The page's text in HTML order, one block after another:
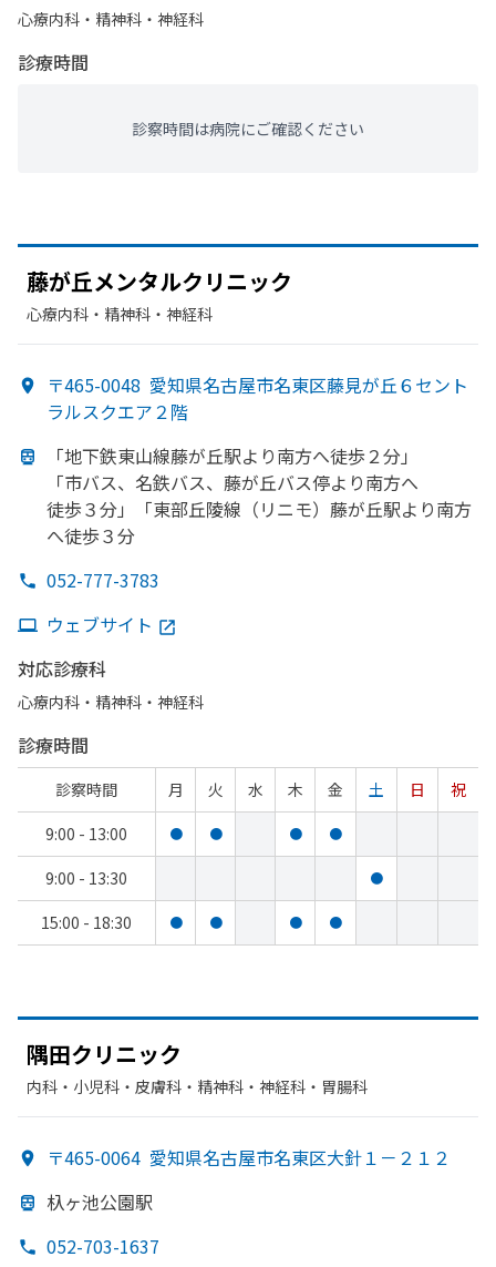
心療内科・​精神科・神経科
診療時間
診察時間は病院にご確認ください
藤が丘メンタルクリニック
心療内科・​精神科・神経科
〒465-0048 愛知県名古屋市名東区藤見が丘６セント
ラルスクエア２階
「地下鉄東山線藤が丘駅より南方へ徒歩２分」
「市バス、 名鉄バス、 藤が丘バス停より南方へ
徒歩３分」
「東部丘陵線 （リニモ） 藤が丘駅より南方
へ徒歩３分
052-777-3783
ウェブサイト
対応診療科
心療内科・​精神科・神経科
診療時間
診察時間 月 火 水 木 金 土 日
祝
9:00 - 13:00
● ● ● ●
9:00 - 13:30 ●
15:00 - 18:30 ● ● ● ●
隅田クリニック
内科・​小児科・​皮膚科・​精神科・神経科・​胃腸科
〒465-0064 愛知県名古屋市名東区大針１－２１２
杁ヶ池公園駅
052-703-1637